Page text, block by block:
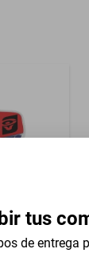
tus
de entrega